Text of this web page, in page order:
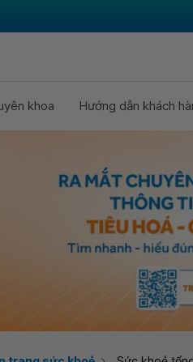
khoa Hướng dẫn khách